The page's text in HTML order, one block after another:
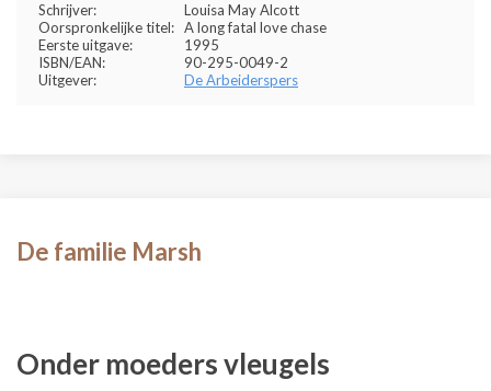
Schrijver:
Louisa May Alcott
Oorspronkelijke titel: A long fatal love chase
Eerste uitgave:
1995
ISBN/EAN:
90-295-0049-2
Uitgever:
De Arbeiderspers
De familie Marsh
Onder moeders vleugels